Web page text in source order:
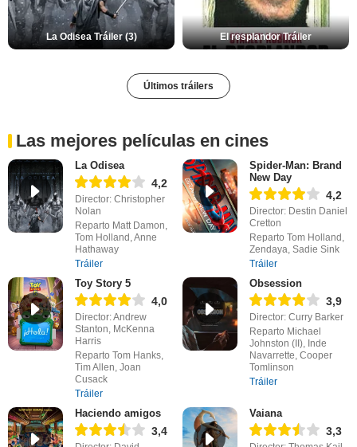
La Odisea Tráiler (3) El resplandor Tráiler
Últimos tráilers
Las mejores películas en cines
La Odisea
4,2
Director: Christopher
Nolan
Reparto Matt Damon,
Tom Holland, Anne
Hathaway
Tráiler
Spider-Man: Brand
New Day
4,2
Director: Destin Daniel
Cretton
Reparto Tom Holland,
Zendaya, Sadie Sink
Tráiler
Toy Story 5
4,0
Director: Andrew
Stanton, McKenna
Harris
Reparto Tom Hanks,
Tim Allen, Joan
Cusack
Tráiler
Obsession
3,9
Director: Curry Barker
Reparto Michael
Johnston (II), Inde
Navarrette, Cooper
Tomlinson
Tráiler
Haciendo amigos
3,4
Vaiana
3,3